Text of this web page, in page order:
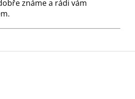
známe a rádi vám